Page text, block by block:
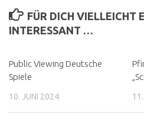
FÜR DICH VIELLEICHT
INTERESSANT …
Public Viewing Deutsche
Spiele
10. JUNI 2024